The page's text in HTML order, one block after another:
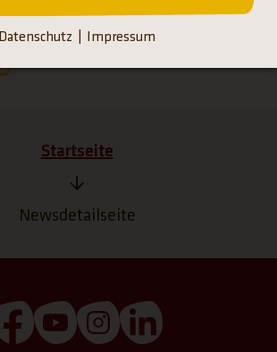
Startseite
Newsdetailseite
(Link öffnet einen neuen Tab)
(Link öffnet einen neuen
(Link öffnet einen
Datenschutz Impressum